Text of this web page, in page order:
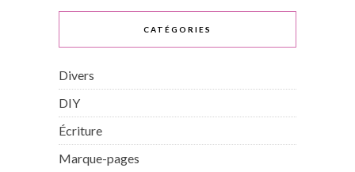
CATÉGORIES
Divers
DIY
Écriture
Marque-pages